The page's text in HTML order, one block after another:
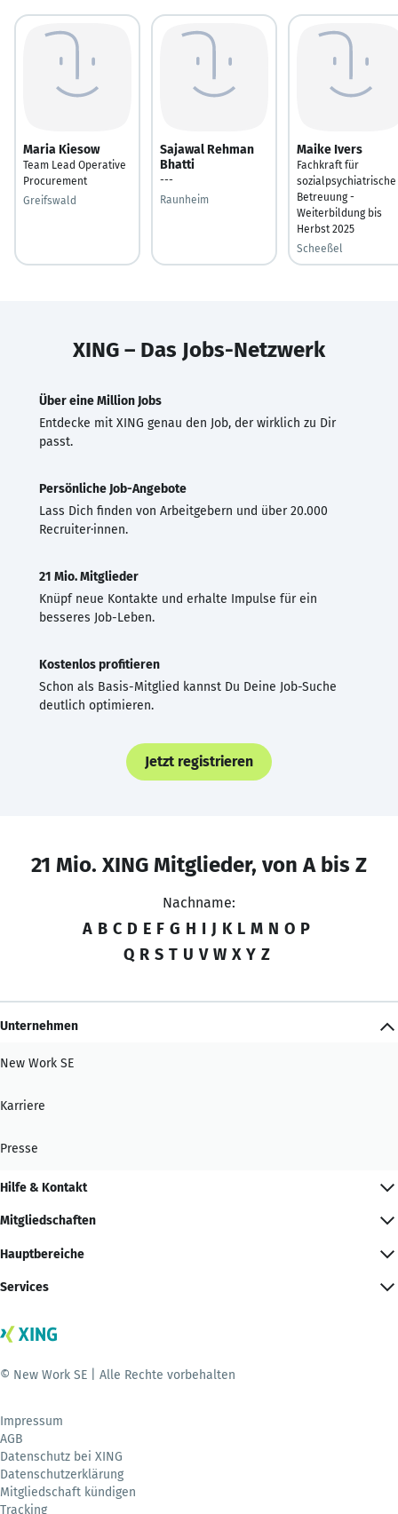
Maria Kiesow
Team Lead Operative
Procurement
Greifswald
Sajawal Rehman
Bhatti
---
Raunheim
Maike Ivers
Fachkraft für
sozialpsychiatrische
Betreuung -
Weiterbildung bis
Herbst 2025
Scheeßel
XING – Das Jobs-Netzwerk
Über eine Million Jobs
Entdecke mit XING genau den Job, der wirklich zu Dir
passt.
Persönliche Job-Angebote
Lass Dich finden von Arbeitgebern und über 20.000
Recruiter·innen.
21 Mio. Mitglieder
Knüpf neue Kontakte und erhalte Impulse für ein
besseres Job-Leben.
Kostenlos profitieren
Schon als Basis-Mitglied kannst Du Deine Job-Suche
deutlich optimieren.
Jetzt registrieren
21 Mio. XING Mitglieder, von A bis Z
Nachname:
A B C D E F G H I J K L M N O P
Q R S T U V W X Y Z
Unternehmen
New Work SE
Karriere
Presse
Hilfe & Kontakt
Mitgliedschaften
Hauptbereiche
Services
© New Work SE | Alle Rechte vorbehalten
Impressum
AGB
Datenschutz bei XING
Datenschutzerklärung
Mitgliedschaft kündigen
Tracking